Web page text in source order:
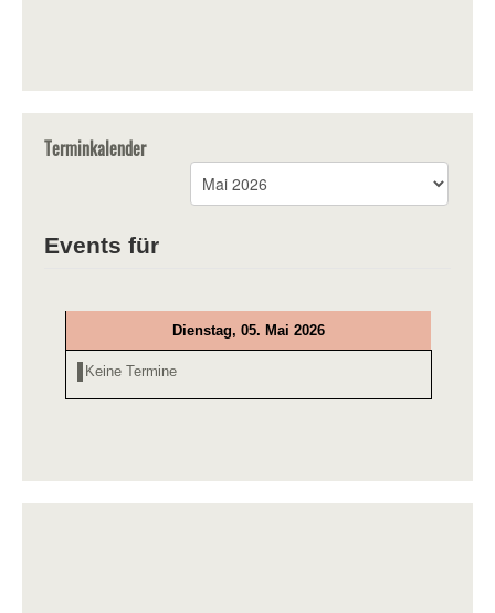
Terminkalender
Events für
Dienstag, 05. Mai 2026
Keine Termine